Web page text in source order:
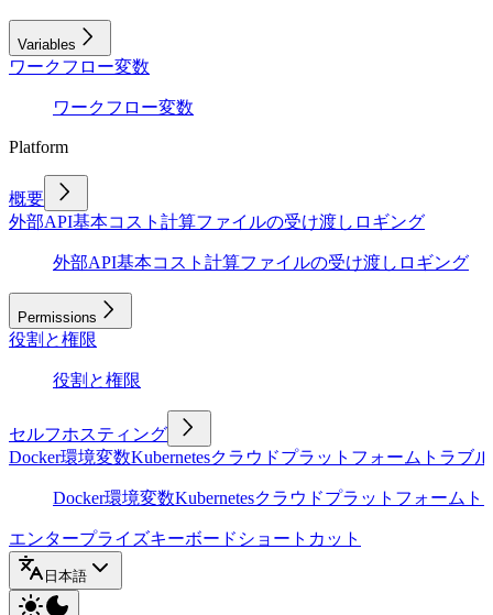
Variables
ワークフロー変数
ワークフロー変数
Platform
概要
外部API基本コスト計算ファイルの受け渡し ロギング
外部API基本コスト計算ファイルの受け渡し ロギング
Permissions
役割と権限
役割と権限
セルフホスティング
Docker環境変数Kubernetesクラウドプラットフォーム トラブ
Docker環境変数Kubernetesクラウドプラットフォーム ト
エンタープライズキーボードショートカット
日本語